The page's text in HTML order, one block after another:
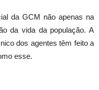
da GCM não apenas na
da vida da população. A
dos agentes têm feito a
esse.